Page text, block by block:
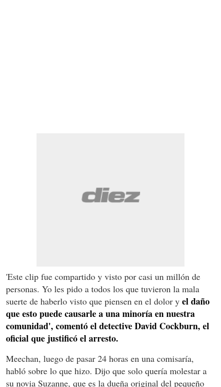
'Este clip fue compartido y visto por casi un millón de
personas. Yo les pido a todos los que tuvieron la mala
suerte de haberlo visto que piensen en el dolor y el daño
que esto puede causarle a una minoría en nuestra
comunidad', comentó el detective David Cockburn, el
oficial que justificó el arresto.
Meechan, luego de pasar 24 horas en una comisaría,
habló sobre lo que hizo. Dijo que solo quería molestar a
su novia Suzanne, que es la dueña original del pequeño